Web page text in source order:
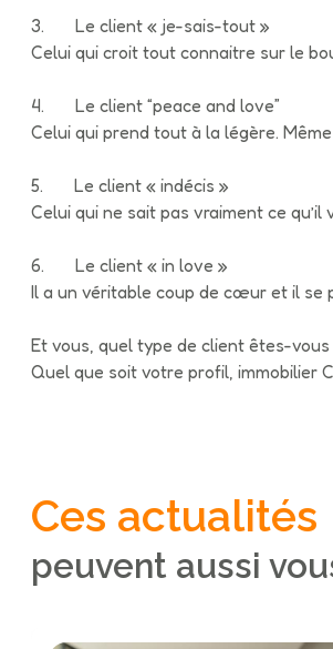
3. Le client « je-sais-tout »
Celui qui croit tout connaitre sur le
4. Le client “peace and love”
Celui qui prend tout à la légère.
5. Le client « indécis »
Celui qui ne sait pas vraiment ce
6. Le client « in love »
Il a un véritable coup de cœur et il se
Et vous, quel type de client êtes-vous
Quel que soit votre profil, immobilier
Ces actualités
peuvent aussi